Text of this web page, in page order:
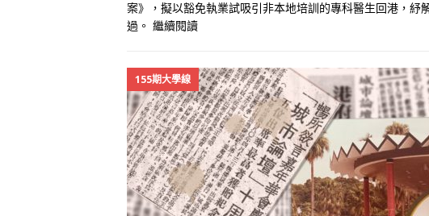
案》，擬以豁免執業試吸引非本地培訓的專科醫生回港，
過。 繼續閱讀
155期大學線